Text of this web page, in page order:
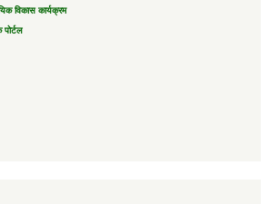
विकास कार्यक्रम